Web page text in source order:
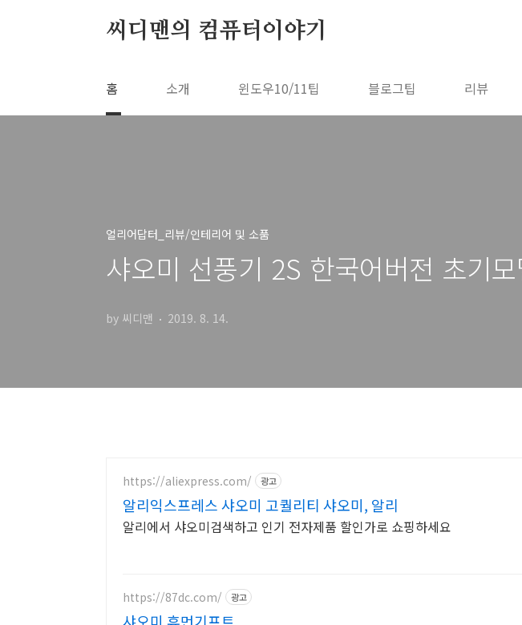
씨디맨의 컴퓨터이야기
홈 소개 윈도우10/11팁 블로그팁 리뷰
얼리어답터_리뷰/인테리어 및 소품
샤오미 선풍기 2S 한국어버전 초기
by 씨디맨 2019. 8. 14.
https://aliexpress.com/ 광고
알리익스프레스 샤오미 고퀄리티 샤오미, 알리
알리에서 샤오미검색하고 인기 전자제품 할인가로 쇼핑하세요
https://87dc.com/ 광고